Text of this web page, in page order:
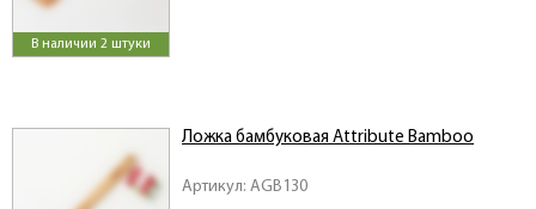
В наличии 2 штуки
Артикул: AGB130
Ложка бамбуковая Attribute Bamboo